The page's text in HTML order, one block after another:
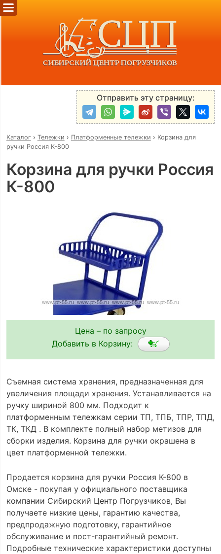
Отправить эту страницу:
Каталог› Тележки › Платформенные тележки › Корзина для
ручки Россия К-800
Корзина для ручки Россия
К-800
Цена – по запросу
Добавить в Корзину:
Съемная система хранения, предназначенная для
увеличения площади хранения. Устанавливается на
ручку шириной 800 мм. Подходит к
платформенным тележкам серии ТП, ТПБ, ТПР, ТПД,
ТК, ТКД . В комплекте полный набор метизов для
сборки изделия. Корзина для ручки окрашена в
цвет платформенной тележки.
Продается корзина для ручки Россия К-800 в
Омске - покупая у официального поставщика
компании Сибирский Центр Погрузчиков, Вы
получаете низкие цены, гарантию качества,
предпродажную подготовку, гарантийное
обслуживание и пост-гарантийный ремонт.
Подробные технические характеристики доступны